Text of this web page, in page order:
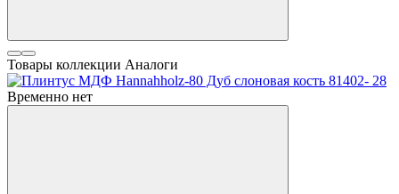
Товары коллекции Аналоги
Временно нет